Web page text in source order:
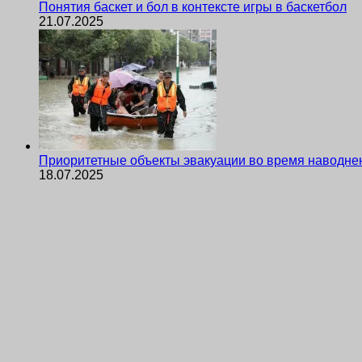
Понятия баскет и бол в контексте игры в баскетбол
21.07.2025
Приоритетные объекты эвакуации во время
18.07.2025